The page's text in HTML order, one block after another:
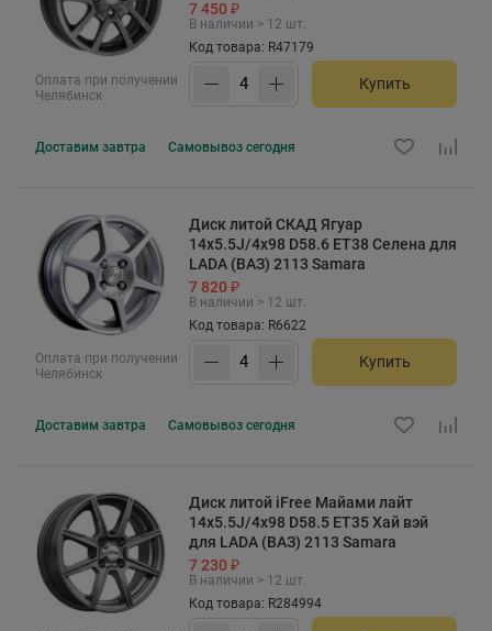
Оплата при получении
Челябинск
7 450 ₽
В наличии > 12 шт.
Код товара: R47179
Купить
Доставим завтра Самовывоз сегодня
Оплата при получении
Челябинск
Диск литой СКАД Ягуар
14x5.5J/4x98 D58.6 ET38 Селена для
LADA (ВАЗ) 2113 Samara
7 820 ₽
В наличии > 12 шт.
Код товара: R6622
Купить
Доставим завтра Самовывоз сегодня
Диск литой iFree Майами лайт
14x5.5J/4x98 D58.5 ET35 Хай вэй
для LADA (ВАЗ) 2113 Samara
7 230 ₽
В наличии > 12 шт.
Код товара: R284994